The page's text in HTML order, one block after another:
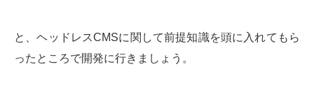
と、ヘッドレスCMSに関して前提知識を頭に入れてもら
ったところで開発に行きましょう。